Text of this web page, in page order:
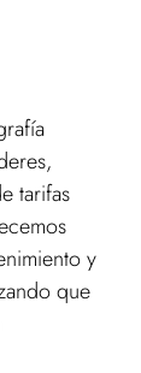
tarifas
y
que